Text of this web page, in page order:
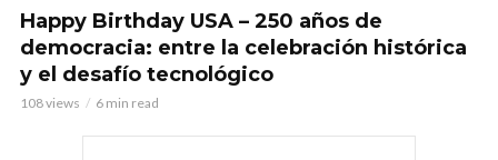
Happy Birthday USA – 250 años de
democracia: entre la celebración histórica
y el desafío tecnológico
108 views 6 min read